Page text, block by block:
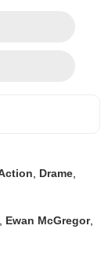
Drame
Ewan McGregor,